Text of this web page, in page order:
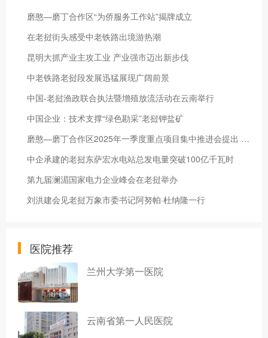
磨憨—磨丁合作区“为侨服务工作站”揭牌成立
在老挝街头感受中老铁路出境游热潮
昆明大抓产业主攻工业 产业强市迈出新步伐
中老铁路老挝段发展迅猛展现广阔前景
中国-老挝渔政联合执法暨增殖放流活动在云南举行
中国企业：技术支撑“绿色勘采”老挝钾盐矿
磨憨—磨丁合作区2025年一季度重点项目集中推进会提出 奋力实现磨憨国际口岸城市大发展
中企承建的老挝东萨宏水电站总发电量突破100亿千瓦时
第九届澜湄国家电力企业峰会在老挝举办
刘洪建会见老挝万象市委书记阿努帕·杜纳隆一行
医院推荐
兰州大学第一医院
云南省第一人民医院